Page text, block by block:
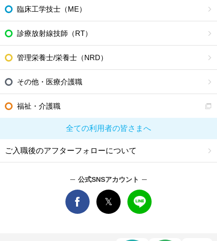
臨床工学技士（ME）
診療放射線技師（RT）
管理栄養士/栄養士（NRD）
その他・医療介護職
福祉・介護職
全ての利用者の皆さまへ
ご入職後のアフターフォローについて
公式SNSアカウント